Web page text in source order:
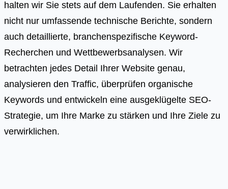
halten wir Sie stets auf dem Laufenden. Sie erhalten
nicht nur umfassende technische Berichte, sondern
auch detaillierte, branchenspezifische Keyword-
Recherchen und Wettbewerbsanalysen. Wir
betrachten jedes Detail Ihrer Website genau,
analysieren den Traffic, überprüfen organische
Keywords und entwickeln eine ausgeklügelte SEO-
Strategie, um Ihre Marke zu stärken und Ihre Ziele zu
verwirklichen.